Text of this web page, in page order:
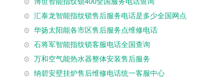
汇泰龙智能指纹锁售后服务电话是多少全国网点
华扬太阳能各市区售后服务点维修电话
石将军智能指纹锁客服电话全国查询
万和空气能热水器整体安装售后服务
纳碧安壁挂炉售后维修电话统一客服中心